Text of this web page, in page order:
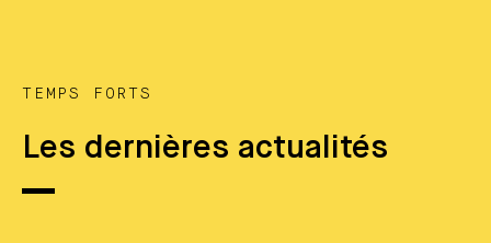
TEMPS FORTS
Les dernières actualités